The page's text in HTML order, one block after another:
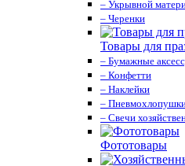
– Укрывной
– Черенки
Товары для
– Бумажные
– Конфетти
– Наклейки
–
– Свечи
Фототовары